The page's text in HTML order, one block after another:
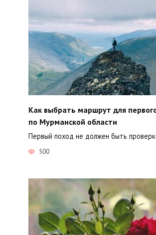
Как выбрать маршрут для
по Мурманской области
Первый поход не должен быть
500